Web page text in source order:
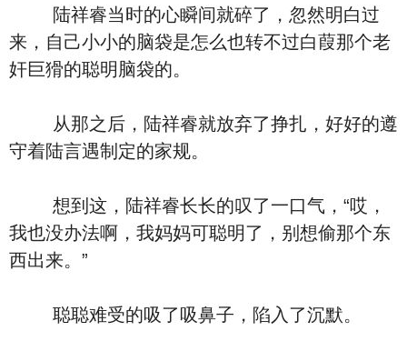
陆祥睿当时的心瞬间就碎了，忽然明白过
来，自己小小的脑袋是怎么也转不过白葭那个老
奸巨猾的聪明脑袋的。
从那之后，陆祥睿就放弃了挣扎，好好的遵
守着陆言遇制定的家规。
想到这，陆祥睿长长的叹了一口气，“哎，
我也没办法啊，我妈妈可聪明了，别想偷那个东
西出来。”
聪聪难受的吸了吸鼻子，陷入了沉默。